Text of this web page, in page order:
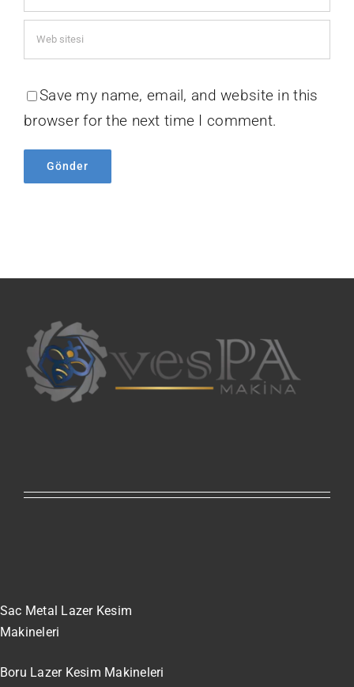
Save my name, email, and website in this
browser for the next time I comment.
Sac Metal Lazer Kesim
Makineleri
Boru Lazer Kesim Makineleri